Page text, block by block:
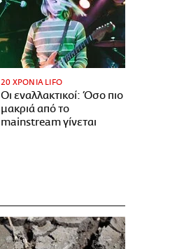
20 ΧΡΟΝΙΑ LIFO
Οι εναλλακτικοί: Όσο πιο
μακριά από το
mainstream γίνεται